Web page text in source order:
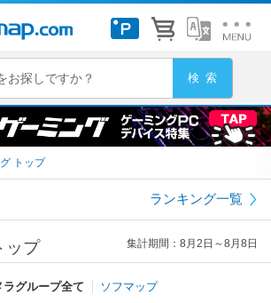
トップ
ランキング一覧
ップ 集計期間：8月2日～8月8日
ラグループ全て
ソフマップ